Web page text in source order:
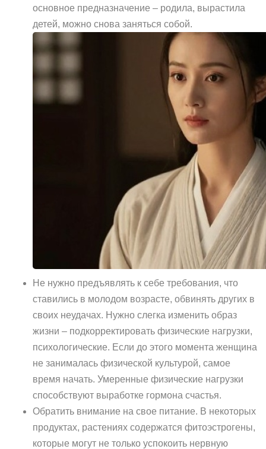
основное предназначение – родила, вырастила
детей, можно снова заняться собой.
Не нужно предъявлять к себе требования, что
ставились в молодом возрасте, обвинять других в
своих неудачах. Нужно слегка изменить образ
жизни – подкорректировать физические нагрузки,
психологические. Если до этого момента женщина
не занималась физической культурой, самое
время начать. Умеренные физические нагрузки
способствуют выработке гормона счастья.
Обратить внимание на свое питание. В некоторых
продуктах, растениях содержатся фитоэстрогены,
которые могут не только успокоить нервную